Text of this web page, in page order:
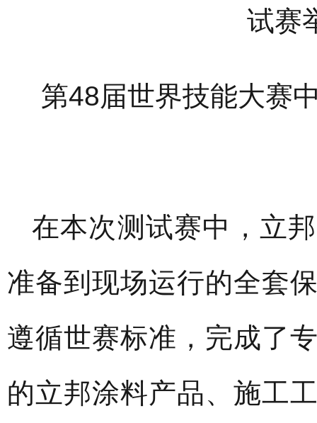
第48届世界技能大赛
在本次测试赛中，立
准备到现场运行的全套
遵循世赛标准，完成了
的立邦涂料产品、施工